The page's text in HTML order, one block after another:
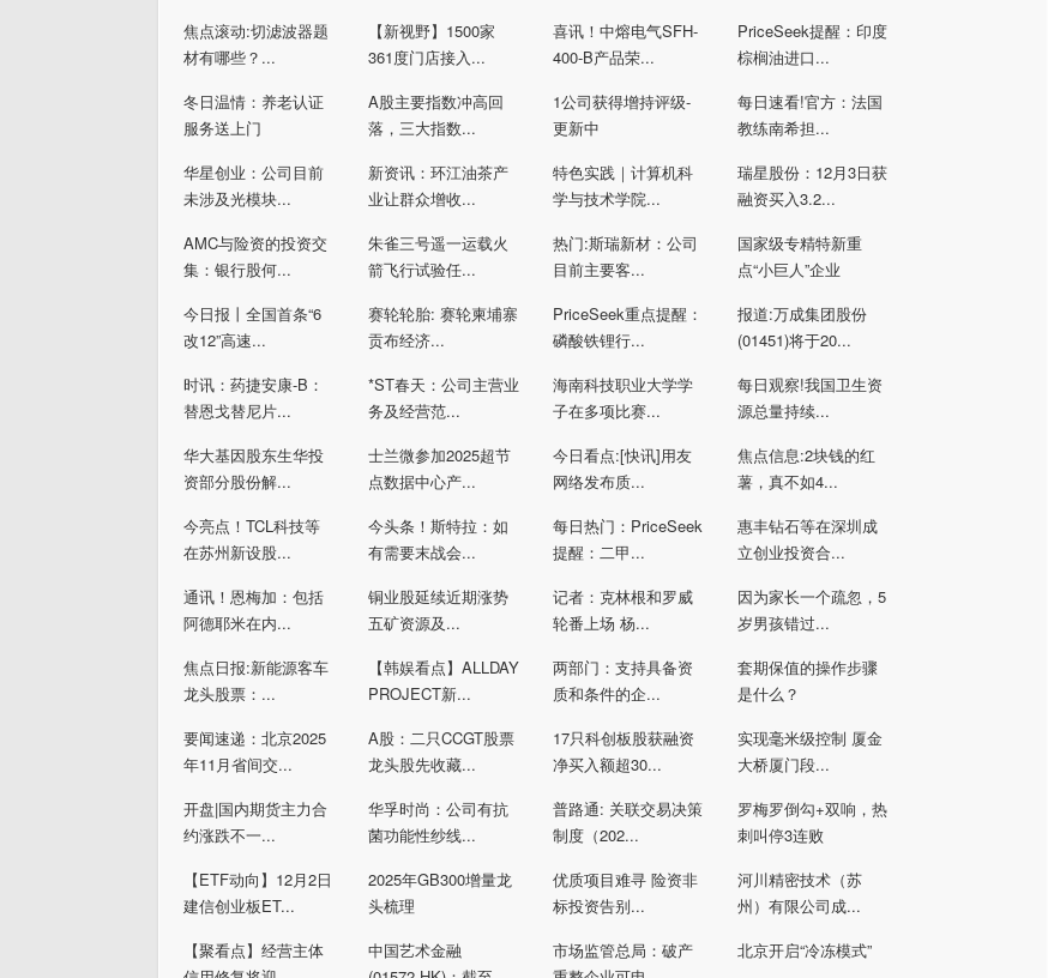
焦点滚动:切滤波器题
材有哪些？...
【新视野】1500家
361度门店接入...
喜讯！中熔电气SFH-
400-B产品荣...
PriceSeek提醒：印度
棕榈油进口...
冬日温情：养老认证
服务送上门
A股主要指数冲高回
落，三大指数...
1公司获得增持评级-
更新中
每日速看!官方：法国
教练南希担...
华星创业：公司目前
未涉及光模块...
新资讯：环江油茶产
业让群众增收...
特色实践｜计算机科
学与技术学院...
瑞星股份：12月3日获
融资买入3.2...
AMC与险资的投资交
集：银行股何...
朱雀三号遥一运载火
箭飞行试验任...
热门:斯瑞新材：公司
目前主要客...
国家级专精特新重
点“小巨人”企业
今日报丨全国首条“6
改12”高速...
赛轮轮胎: 赛轮柬埔寨
贡布经济...
PriceSeek重点提醒：
磷酸铁锂行...
报道:万成集团股份
(01451)将于20...
时讯：药捷安康-B：
替恩戈替尼片...
*ST春天：公司主营业
务及经营范...
海南科技职业大学学
子在多项比赛...
每日观察!我国卫生资
源总量持续...
华大基因股东生华投
资部分股份解...
士兰微参加2025超节
点数据中心产...
今日看点:[快讯]用友
网络发布质...
焦点信息:2块钱的红
薯，真不如4...
今亮点！TCL科技等
在苏州新设股...
今头条！斯特拉：如
有需要末战会...
每日热门：PriceSeek
提醒：二甲...
惠丰钻石等在深圳成
立创业投资合...
通讯！恩梅加：包括
阿德耶米在内...
铜业股延续近期涨势
五矿资源及...
记者：克林根和罗威
轮番上场 杨...
因为家长一个疏忽，5
岁男孩错过...
焦点日报:新能源客车
龙头股票：...
【韩娱看点】ALLDAY
PROJECT新...
两部门：支持具备资
质和条件的企...
套期保值的操作步骤
是什么？
要闻速递：北京2025
年11月省间交...
A股：二只CCGT股票
龙头股先收藏...
17只科创板股获融资
净买入额超30...
实现毫米级控制 厦金
大桥厦门段...
开盘|国内期货主力合
约涨跌不一...
华孚时尚：公司有抗
菌功能性纱线...
普路通: 关联交易决策
制度（202...
罗梅罗倒勾+双响，热
刺叫停3连败
【ETF动向】12月2日
建信创业板ET...
2025年GB300增量龙
头梳理
优质项目难寻 险资非
标投资告别...
河川精密技术（苏
州）有限公司成...
【聚看点】经营主体
中国艺术金融
市场监管总局：破产
北京开启“冷冻模式”